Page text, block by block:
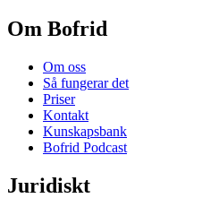
Om Bofrid
Om oss
Så fungerar det
Priser
Kontakt
Kunskapsbank
Bofrid Podcast
Juridiskt